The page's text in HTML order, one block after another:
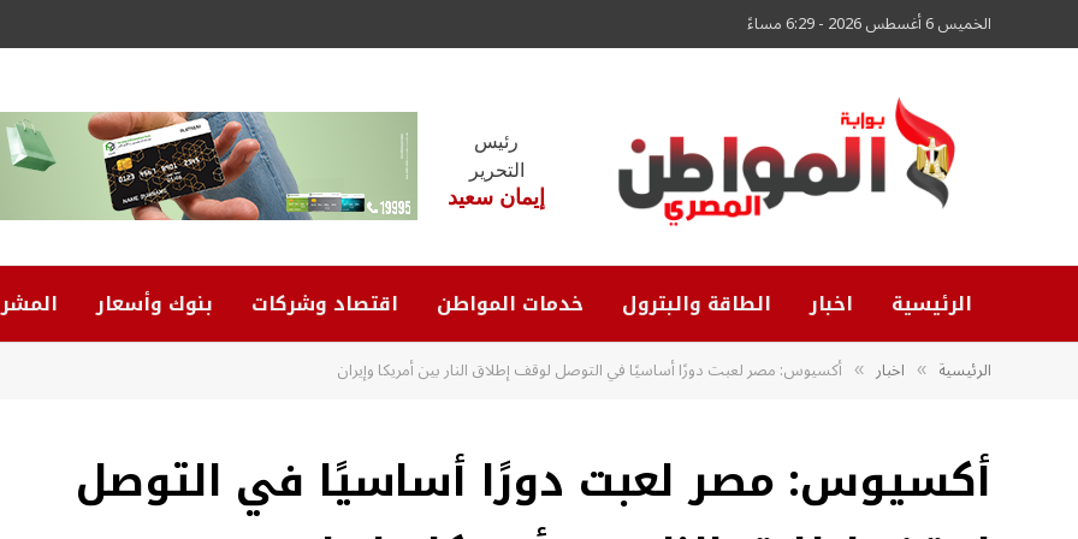
الخميس 6 أغسطس 2026 - 6:29 مساءً
رئيس
التحرير
إيمان سعيد
الرئيسية اخبار الطاقة والبترول خدمات المواطن اقتصاد وشركات بنوك وأسعار
الرئيسية » اخبار » أكسيوس: مصر لعبت دورًا أساسيًا في التوصل لوقف إطلاق النار بين أمريكا وإيران
أكسيوس: مصر لعبت دورًا أساسيًا في التوصل